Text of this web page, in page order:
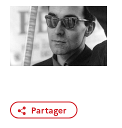
Partager